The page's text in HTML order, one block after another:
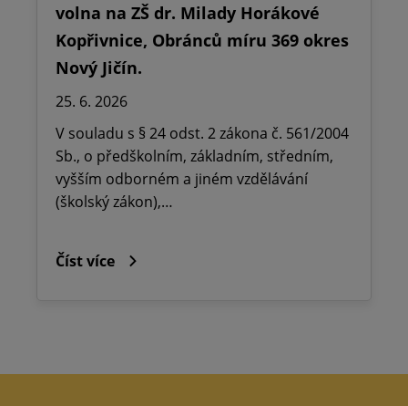
volna na ZŠ dr. Milady Horákové
Kopřivnice, Obránců míru 369 okres
Nový Jičín.
25. 6. 2026
V souladu s § 24 odst. 2 zákona č. 561/2004
Sb., o předškolním, základním, středním,
vyšším odborném a jiném vzdělávání
(školský zákon),…
Číst více